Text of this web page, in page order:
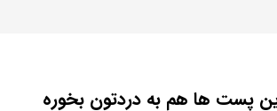
پست ها هم به دردتون بخوره